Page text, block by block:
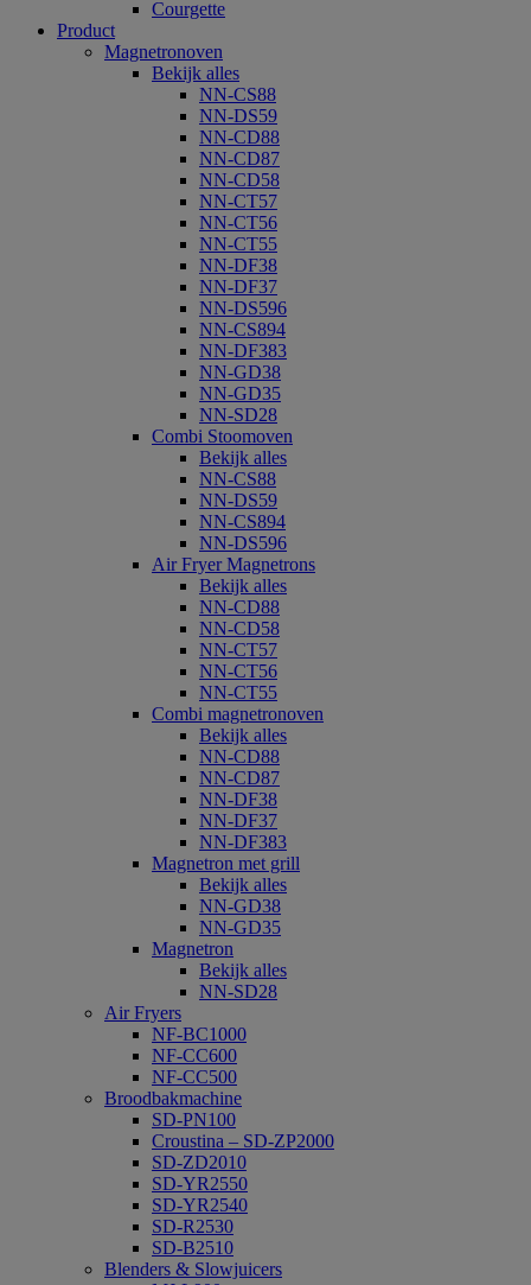
Courgette
Product
Magnetronoven
Bekijk alles
NN-CS88
NN-DS59
NN-CD88
NN-CD87
NN-CD58
NN-CT57
NN-CT56
NN-CT55
NN-DF38
NN-DF37
NN-DS596
NN-CS894
NN-DF383
NN-GD38
NN-GD35
NN-SD28
Combi Stoomoven
Bekijk alles
NN-CS88
NN-DS59
NN-CS894
NN-DS596
Air Fryer Magnetrons
Bekijk alles
NN-CD88
NN-CD58
NN-CT57
NN-CT56
NN-CT55
Combi magnetronoven
Bekijk alles
NN-CD88
NN-CD87
NN-DF38
NN-DF37
NN-DF383
Magnetron met grill
Bekijk alles
NN-GD38
NN-GD35
Magnetron
Bekijk alles
NN-SD28
Air Fryers
NF-BC1000
NF-CC600
NF-CC500
Broodbakmachine
SD-PN100
Croustina – SD-ZP2000
SD-ZD2010
SD-YR2550
SD-YR2540
SD-R2530
SD-B2510
Blenders & Slowjuicers